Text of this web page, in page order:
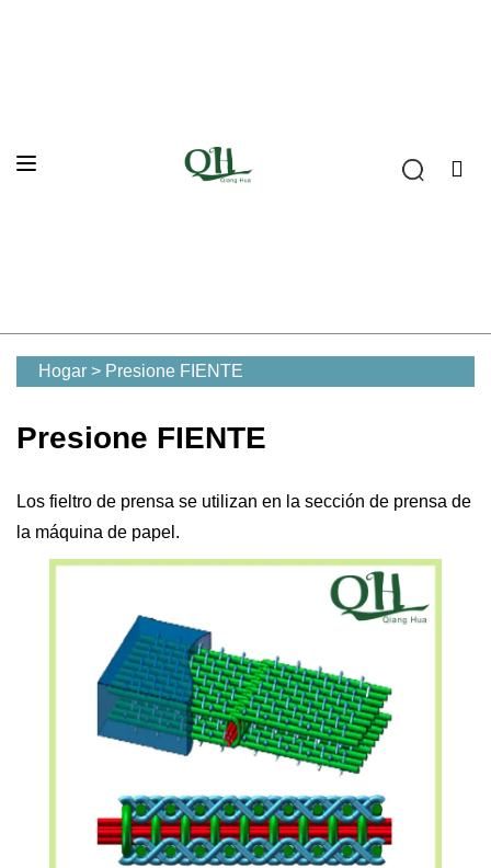
Hogar > Presione FIENTE
Presione FIENTE
Los fieltro de prensa se utilizan en la sección de prensa de
la máquina de papel.